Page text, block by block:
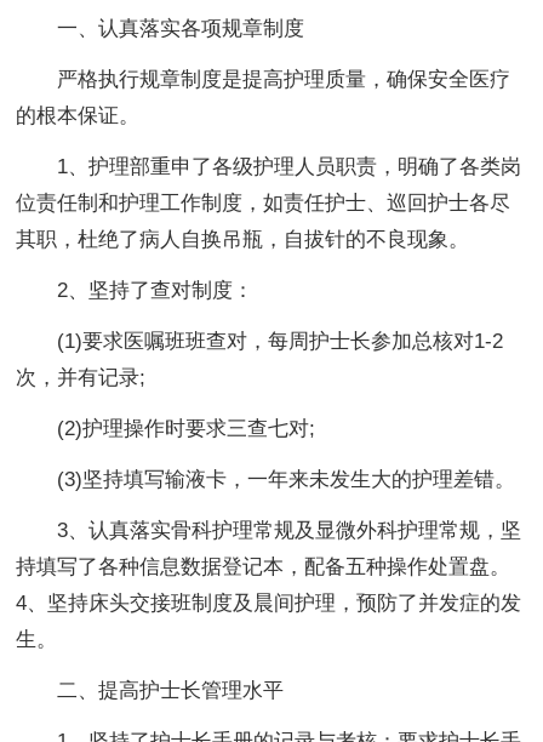
一、认真落实各项规章制度
严格执行规章制度是提高护理质量，确保安全医疗
的根本保证。
1、护理部重申了各级护理人员职责，明确了各类岗
位责任制和护理工作制度，如责任护士、巡回护士各尽
其职，杜绝了病人自换吊瓶，自拔针的不良现象。
2、坚持了查对制度：
(1)要求医嘱班班查对，每周护士长参加总核对1-2
次，并有记录;
(2)护理操作时要求三查七对;
(3)坚持填写输液卡，一年来未发生大的护理差错。
3、认真落实骨科护理常规及显微外科护理常规，坚
持填写了各种信息数据登记本，配备五种操作处置盘。
4、坚持床头交接班制度及晨间护理，预防了并发症的发
生。
二、提高护士长管理水平